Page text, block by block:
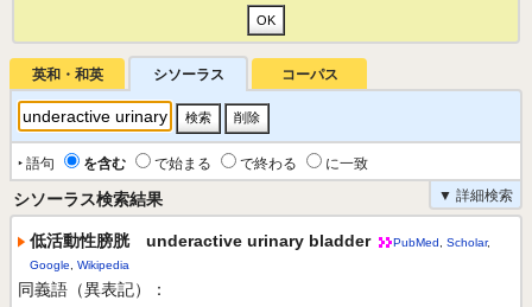
英和・和英 シソーラス コーパス
‣ 語句 を含む で始まる で終わる
に一致
▼ 詳細検索
シソーラス検索結果
低活動性膀胱 underactive urinary bladder PubMed Scholar,
Google
Wikipedia
同義語（異表記）：